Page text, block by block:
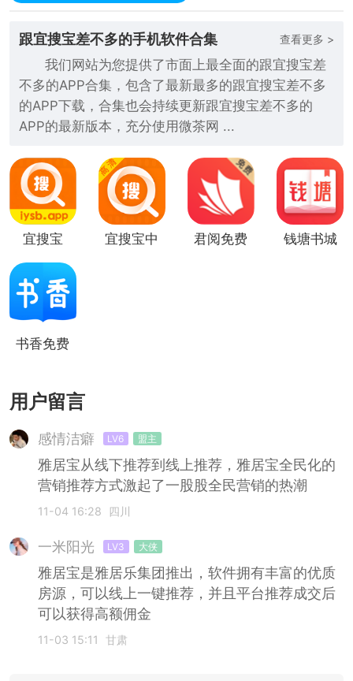
跟宜搜宝差不多的手机软件合集 查看更多 >
我们网站为您提供了市面上最全面的跟宜搜宝差
不多的APP合集，包含了最新最多的跟宜搜宝差不多
的APP下载，合集也会持续更新跟宜搜宝差不多的
APP的最新版本，充分使用微茶网 ...
宜搜宝
宜搜宝中
君阅免费
钱塘书城
书香免费
用户留言
感情洁癖 LV6 盟主
雅居宝从线下推荐到线上推荐，雅居宝全民化的
营销推荐方式激起了一股股全民营销的热潮
11-04 16:28 四川
一米阳光 LV3 大侠
雅居宝是雅居乐集团推出，软件拥有丰富的优质
房源，可以线上一键推荐，并且平台推荐成交后
可以获得高额佣金
11-03 15:11 甘肃